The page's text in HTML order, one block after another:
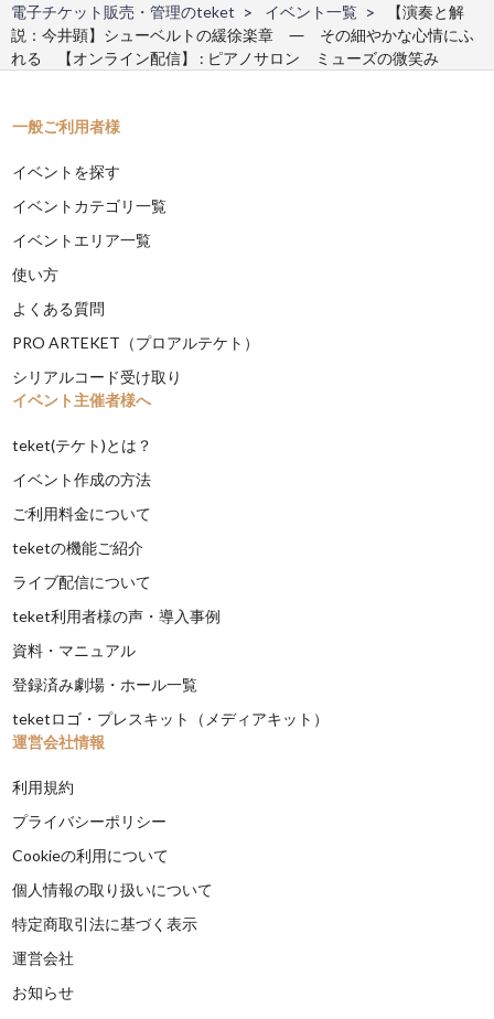
電子チケット販売・管理のteket
イベント一覧
【演奏と解
説：今井顕】シューベルトの緩徐楽章 ― その細やかな心情にふ
れる 【オンライン配信】 : ピアノサロン ミューズの微笑み
一般ご利用者様
イベントを探す
イベントカテゴリ一覧
イベントエリア一覧
使い方
よくある質問
PRO ARTEKET（プロアルテケト）
シリアルコード受け取り
イベント主催者様へ
teket(テケト)とは？
イベント作成の方法
ご利用料金について
teketの機能ご紹介
ライブ配信について
teket利用者様の声・導入事例
資料・マニュアル
登録済み劇場・ホール一覧
teketロゴ・プレスキット（メディアキット）
運営会社情報
利用規約
プライバシーポリシー
Cookieの利用について
個人情報の取り扱いについて
特定商取引法に基づく表示
運営会社
お知らせ